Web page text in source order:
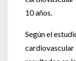
10 años.
Según el
cardiovascular